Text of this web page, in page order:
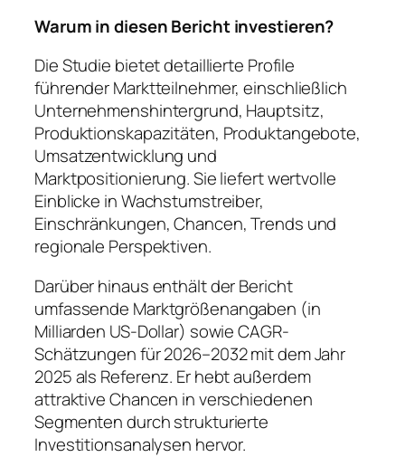
Warum in diesen Bericht investieren?
Die Studie bietet detaillierte Profile
führender Marktteilnehmer, einschließlich
Unternehmenshintergrund, Hauptsitz,
Produktionskapazitäten, Produktangebote,
Umsatzentwicklung und
Marktpositionierung. Sie liefert wertvolle
Einblicke in Wachstumstreiber,
Einschränkungen, Chancen, Trends und
regionale Perspektiven.
Darüber hinaus enthält der Bericht
umfassende Marktgrößenangaben (in
Milliarden US-Dollar) sowie CAGR-
Schätzungen für 2026–2032 mit dem Jahr
2025 als Referenz. Er hebt außerdem
attraktive Chancen in verschiedenen
Segmenten durch strukturierte
Investitionsanalysen hervor.